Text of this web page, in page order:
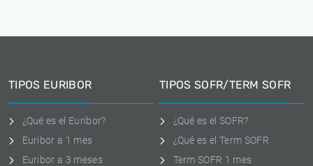
TIPOS EURIBOR
¿Qué es el Euribor?
Euribor a 1 mes
Euribor a 3 meses
TIPOS SOFR/TERM SOFR
¿Qué es el SOFR?
¿Qué es el Term SOFR
Term SOFR 1 mes